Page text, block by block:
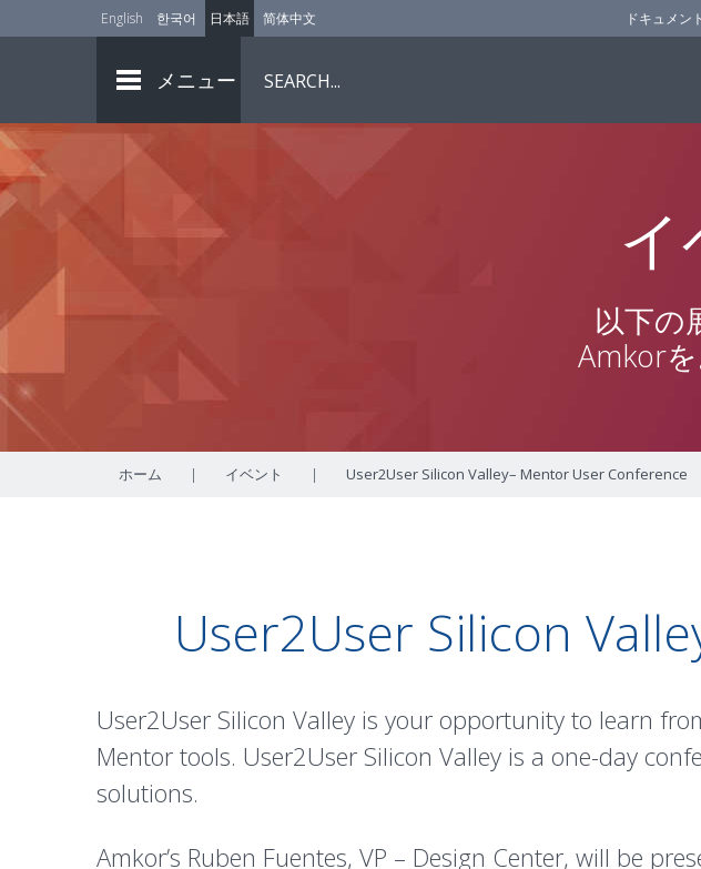
English 한국어 日本語 简体中文 ドキュメン
メニュー
イ
以下の
Amkor
ホーム | イベント | User2User Silicon Valley– Mentor User Conference
User2User Silicon
User2User Silicon Valley is your opportunity to learn
Mentor tools. User2User Silicon Valley is a one-day
solutions.
Amkor’s Ruben Fuentes, VP – Design Center, will be